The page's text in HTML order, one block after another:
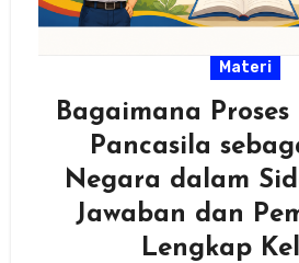
Materi
Bagaimana
Pancasila
Negara dalam
Jawaban dan
Lengkap